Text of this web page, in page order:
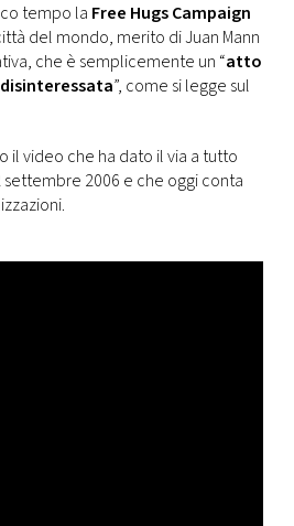
tempo la Free Hugs Campaign
del mondo, merito di Juan Mann
che è semplicemente un “atto
”, come si legge sul
il video che ha dato il via a tutto
2006 e che oggi conta